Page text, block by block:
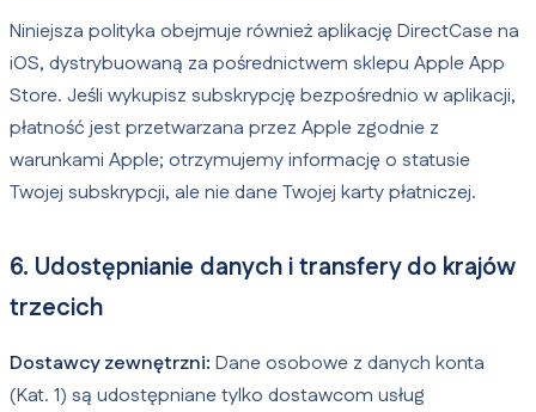
Niniejsza polityka obejmuje również aplikację DirectCase na
iOS, dystrybuowaną za pośrednictwem sklepu Apple App
Store. Jeśli wykupisz subskrypcję bezpośrednio w aplikacji,
płatność jest przetwarzana przez Apple zgodnie z
warunkami Apple; otrzymujemy informację o statusie
Twojej subskrypcji, ale nie dane Twojej karty płatniczej.
6. Udostępnianie danych i transfery do krajów
trzecich
Dostawcy zewnętrzni: Dane osobowe z danych konta
(Kat. 1) są udostępniane tylko dostawcom usług